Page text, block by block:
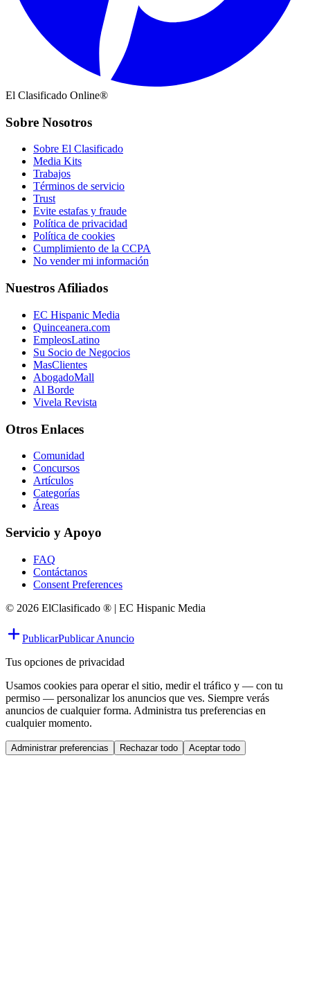
El Clasificado Online®
Sobre Nosotros
Sobre El Clasificado
Media Kits
Trabajos
Términos de servicio
Trust
Evite estafas y fraude
Política de privacidad
Política de cookies
Cumplimiento de la CCPA
No vender mi información
Nuestros Afiliados
EC Hispanic Media
Quinceanera.com
EmpleosLatino
Su Socio de Negocios
MasClientes
AbogadoMall
Al Borde
Vivela Revista
Otros Enlaces
Comunidad
Concursos
Artículos
Categorías
Áreas
Servicio y Apoyo
FAQ
Contáctanos
Consent Preferences
© 2026 ElClasificado ® | EC Hispanic Media
PublicarPublicar Anuncio
Tus opciones de privacidad
Usamos cookies para operar el sitio, medir el tráfico y — con tu
permiso — personalizar los anuncios que ves. Siempre verás
anuncios de cualquier forma. Administra tus preferencias en
cualquier momento.
Administrar preferencias Rechazar todo Aceptar todo